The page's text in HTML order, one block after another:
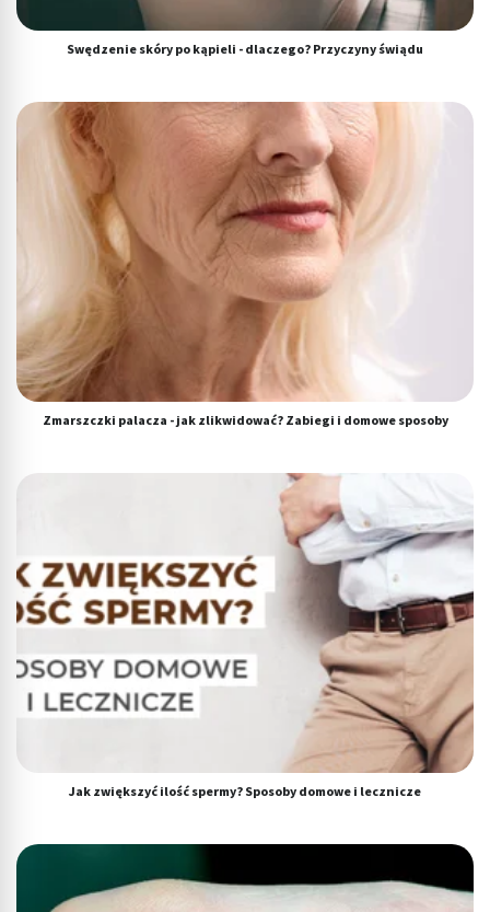
Swędzenie skóry po kąpieli - dlaczego? Przyczyny świądu
Zmarszczki palacza - jak zlikwidować? Zabiegi i domowe sposoby
Jak zwiększyć ilość spermy? Sposoby domowe i lecznicze